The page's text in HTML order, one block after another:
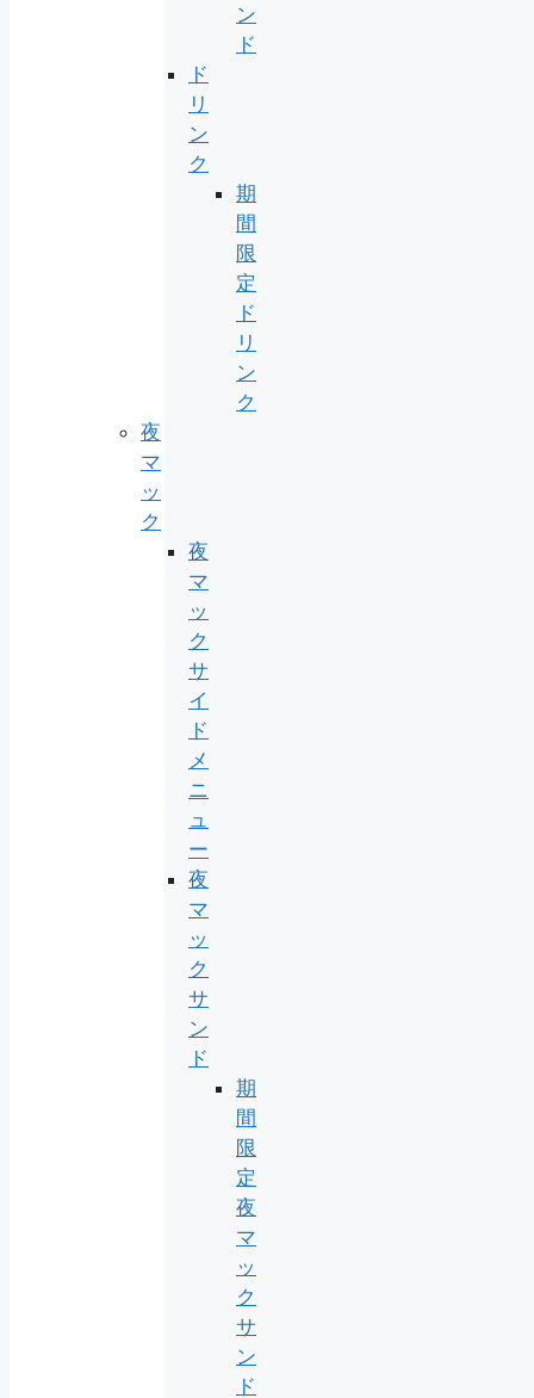
ン
ド
ド
リ
ン
ク
期
間
限
定
ド
リ
ン
ク
夜
マ
ッ
ク
夜
マ
ッ
ク
サ
イ
ド
メ
ニ
ュ
ー
夜
マ
ッ
ク
サ
ン
ド
期
間
限
定
夜
マ
ッ
ク
サ
ン
ド